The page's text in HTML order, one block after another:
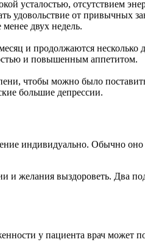
усталостью, отсутствием
удовольствие от привычных
двух недель.
и продолжаются несколько
и повышенным аппетитом.
чтобы можно было
большие депрессии.
индивидуально. Обычно оно
и желания выздороветь. Два
у пациента врач может